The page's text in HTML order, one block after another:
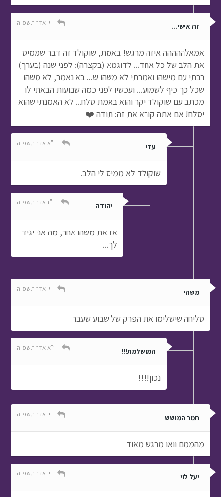
זה אישי... י' אדר תשפ"ה
אמאלההההה איזה מרגש! באמת, שוקולד זה דבר שממיס
את הלב של כל אחד... לדוגמא (בקצרה): לפני שנה (בערך)
רבתי עם מישהו ואמרתי לא משהו ש... בא נאמר, לא משהו
שכל כך כיף לשמוע... ועכשיו לפני כמה שבועות הבאתי לו
מכתב עם שוקולד יקר והוא באמת סלח... לא האמנתי שהוא
יסלח! אם אתה קורא את זה: תודה ❤️
עדי י"א אדר תשפ"ה
שוקולד לא ממיס לי הלב.
יהודה י"ז אדר תשפ"ה
אז את משהו אחר, מה אני יגיד
לך...
משהי י' אדר תשפ"ה
סליחה שישלימו את הפרק של שבוע שעבר
המושלמת!!! י"א אדר תשפ"ה
נכון!!!!
תמר המושש י' אדר תשפ"ה
מהממם וואו מרגש מאוד
יעל לוי י' אדר תשפ"ה